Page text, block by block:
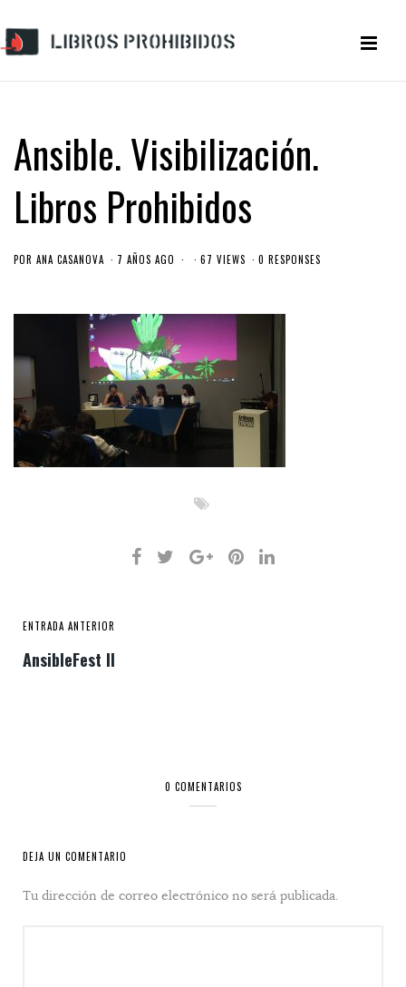
Ansible. Visibilización.
Libros Prohibidos
POR ANA CASANOVA 7 AÑOS AGO 67 VIEWS 0 RESPONSES
ENTRADA ANTERIOR
AnsibleFest II
0 COMENTARIOS
DEJA UN COMENTARIO
Tu dirección de correo electrónico no será publicada.